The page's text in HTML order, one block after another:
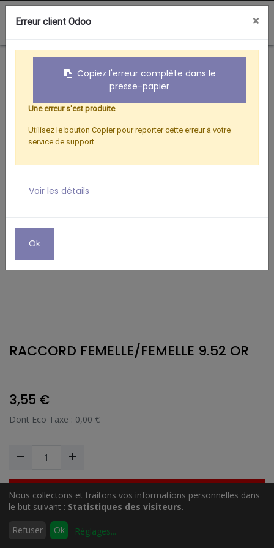
Rechercher
0
Boutique
Hertzien
RACCORD FEMELLE/FEMELLE 9.52 OR
RACCORD FEMELLE/FEMELLE 9.52 OR
3,55 €
Dont Eco Taxe : 0,00 €
Ajouter au Panier
Ajouter à la liste de souhait
Nous collectons et traitons vos informations personnelles dans
le but suivant : Statistiques des visiteurs.
Refuser Ok Réglages...
Erreur client Odoo ×
Copiez l'erreur complète dans le
presse-papier
Une erreur s'est produite
Utilisez le bouton Copier pour reporter cette erreur à votre
service de support.
Voir les détails
Ok